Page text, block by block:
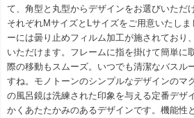
て、角型と丸型からデザインをお選びいただ
それぞれMサイズとLサイズをご用意いたし
ーには曇り止めフィルム加工が施されており
いただけます。フレームに指を掛けて簡単に
際の移動もスムーズ。いつでも清潔なバスル
すね。モノトーンのシンプルなデザインのマ
の風呂鏡は洗練された印象を与える定番デザ
かくあたたかみのあるデザインです。機能性